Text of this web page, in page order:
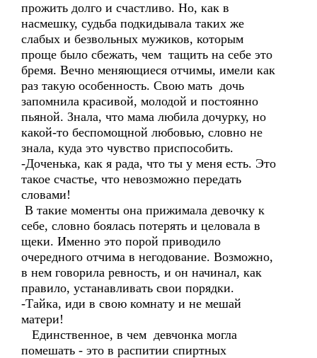
прожить долго и счастливо. Но, как в
насмешку, судьба подкидывала таких же
слабых и безвольных мужиков, которым
проще было сбежать, чем тащить на себе это
бремя. Вечно меняющиеся отчимы, имели как
раз такую особенность. Свою мать дочь
запомнила красивой, молодой и постоянно
пьяной. Знала, что мама любила дочурку, но
какой-то беспомощной любовью, словно не
знала, куда это чувство приспособить.
-Доченька, как я рада, что ты у меня есть. Это
такое счастье, что невозможно передать
словами!
В такие моменты она прижимала девочку к
себе, словно боялась потерять и целовала в
щеки. Именно это порой приводило
очередного отчима в негодование. Возможно,
в нем говорила ревность, и он начинал, как
правило, устанавливать свои порядки.
-Тайка, иди в свою комнату и не мешай
матери!
Единственное, в чем девчонка могла
помешать - это в распитии спиртных